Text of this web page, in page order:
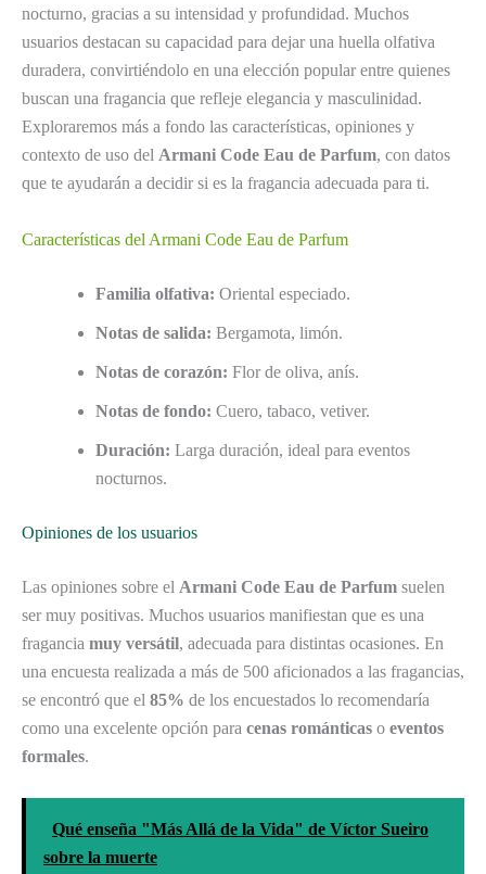
nocturno, gracias a su intensidad y profundidad. Muchos
usuarios destacan su capacidad para dejar una huella olfativa
duradera, convirtiéndolo en una elección popular entre quienes
buscan una fragancia que refleje elegancia y masculinidad.
Exploraremos más a fondo las características, opiniones y
contexto de uso del Armani Code Eau de Parfum, con datos
que te ayudarán a decidir si es la fragancia adecuada para ti.
Características del Armani Code Eau de Parfum
Familia olfativa: Oriental especiado.
Notas de salida: Bergamota, limón.
Notas de corazón: Flor de oliva, anís.
Notas de fondo: Cuero, tabaco, vetiver.
Duración: Larga duración, ideal para eventos
nocturnos.
Opiniones de los usuarios
Las opiniones sobre el Armani Code Eau de Parfum suelen
ser muy positivas. Muchos usuarios manifiestan que es una
fragancia muy versátil, adecuada para distintas ocasiones. En
una encuesta realizada a más de 500 aficionados a las fragancias,
se encontró que el 85% de los encuestados lo recomendaría
como una excelente opción para cenas románticas o eventos
formales.
Qué enseña "Más Allá de la Vida" de Víctor Sueiro
sobre la muerte